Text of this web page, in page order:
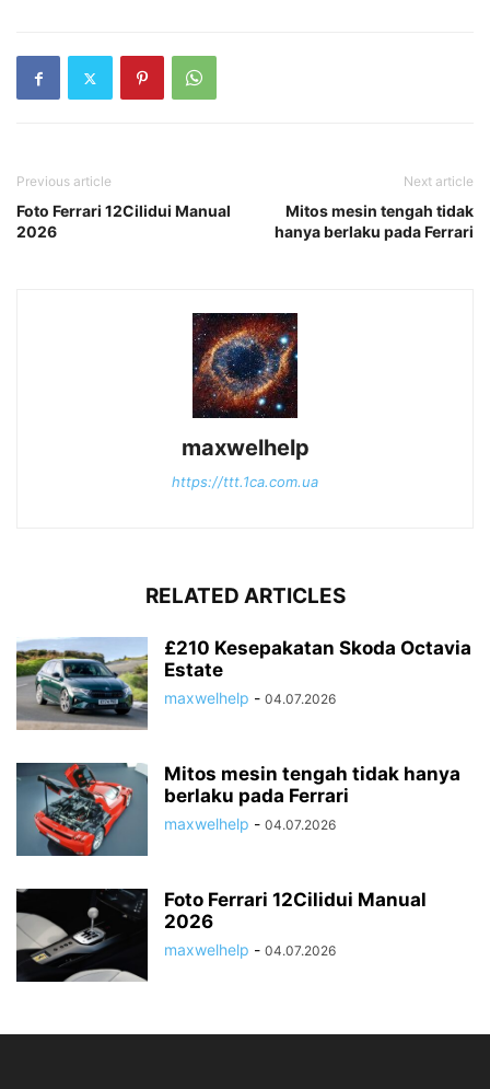
Previous article
Foto Ferrari 12Cilidui Manual
2026
Next article
Mitos mesin tengah tidak
hanya berlaku pada Ferrari
maxwelhelp
https://ttt.1ca.com.ua
RELATED ARTICLES
£210 Kesepakatan Skoda Octavia
Estate
maxwelhelp - 04.07.2026
Mitos mesin tengah tidak hanya
berlaku pada Ferrari
maxwelhelp - 04.07.2026
Foto Ferrari 12Cilidui Manual
2026
maxwelhelp - 04.07.2026